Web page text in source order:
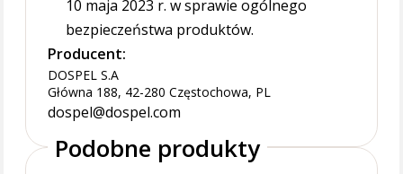
10 maja 2023 r. w sprawie ogólnego
bezpieczeństwa produktów.
Producent:
DOSPEL S.A
Główna 188, 42-280 Częstochowa, PL
dospel@dospel.com
Podobne produkty